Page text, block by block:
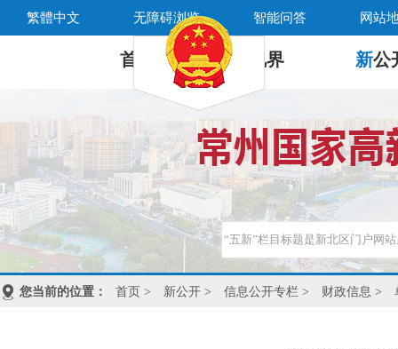
繁體中文 无障碍浏览 智能问答 网站
首 页 新 视界 新公
您当前的位置： 首页 > 新公开 > 信息公开专栏 > 财政信息 >